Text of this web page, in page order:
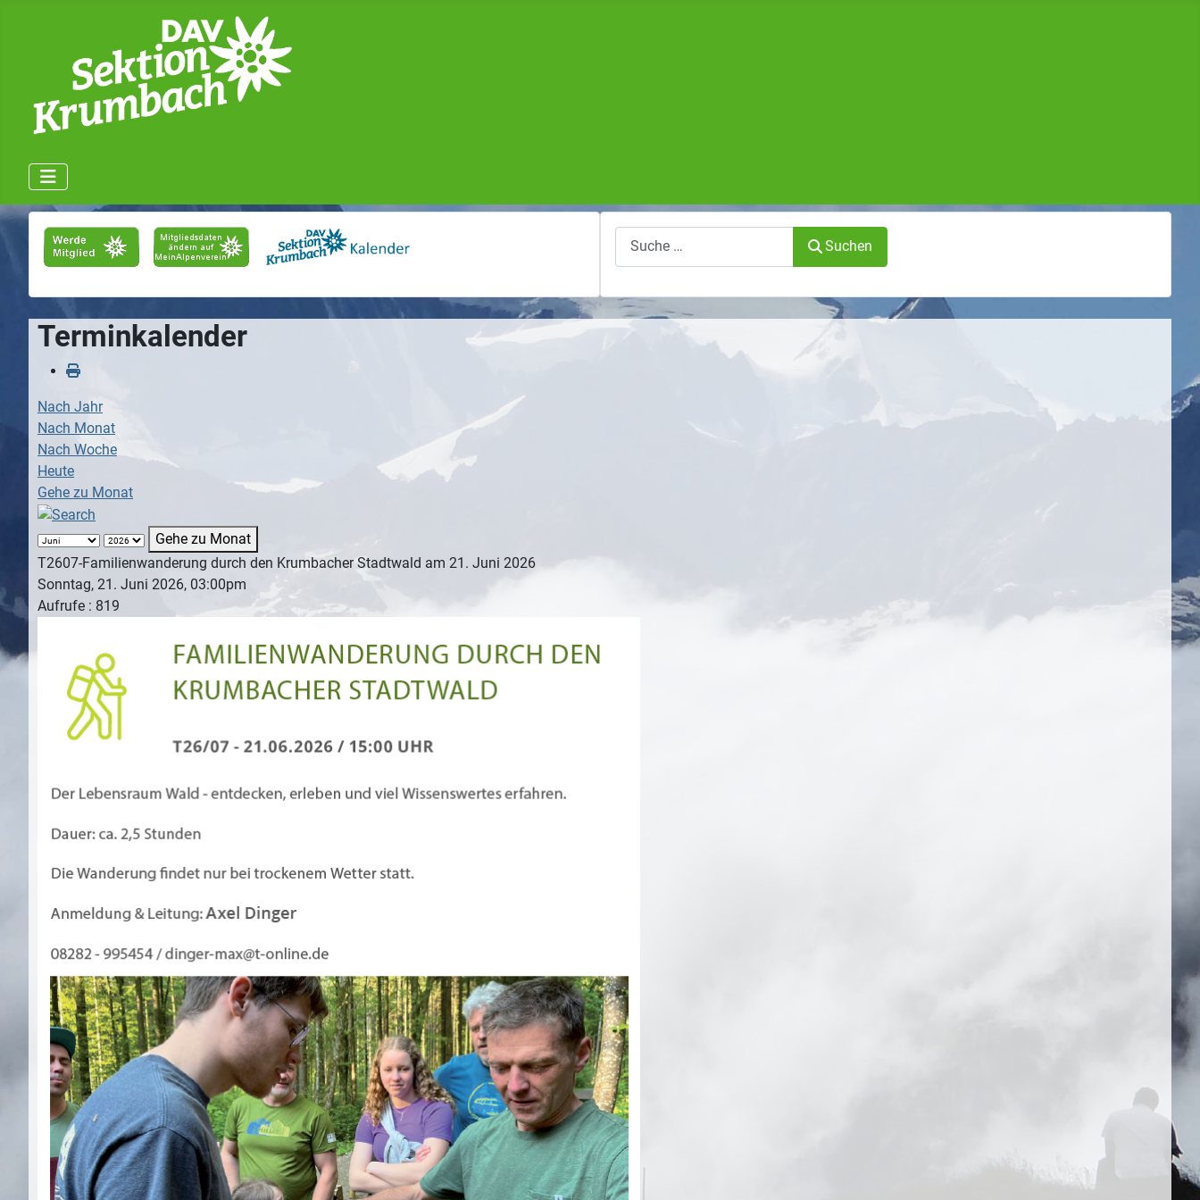
Suchen
Terminkalender
Nach Jahr
Nach Monat
Nach Woche
Heute
Gehe zu Monat
Gehe zu Monat
T2607-Familienwanderung durch den Krumbacher Stadtwald am 21. Juni 2026
Sonntag, 21. Juni 2026, 03:00pm
Aufrufe : 819